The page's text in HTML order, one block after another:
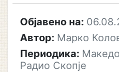
Објавено на:
Автор: Марко
Периодика:
Радио Скопје